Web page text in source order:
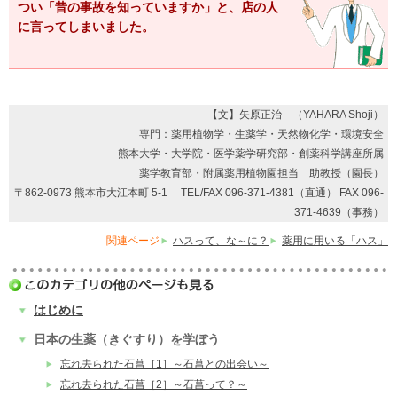
つい「昔の事故を知っていますか」と、店の人
に言ってしまいました。
【文】矢原正治 （YAHARA Shoji）
専門：薬用植物学・生薬学・天然物化学・環境安全
熊本大学・大学院・医学薬学研究部・創薬科学講座所属
薬学教育部・附属薬用植物園担当 助教授（園長）
〒862-0973 熊本市大江本町 5-1 TEL/FAX 096-371-4381（直通） FAX 096-
371-4639（事務）
関連ページ ハスって、な～に？ 薬用に用いる「ハス」
はじめに
日本の生薬（きぐすり）を学ぼう
忘れ去られた石菖［1］～石菖との出会い～
忘れ去られた石菖［2］～石菖って？～